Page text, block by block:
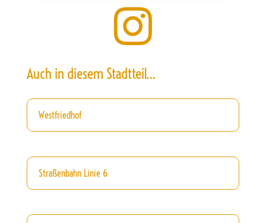

Auch in diesem Stadtteil…
Westfriedhof
Straßenbahn Linie 6